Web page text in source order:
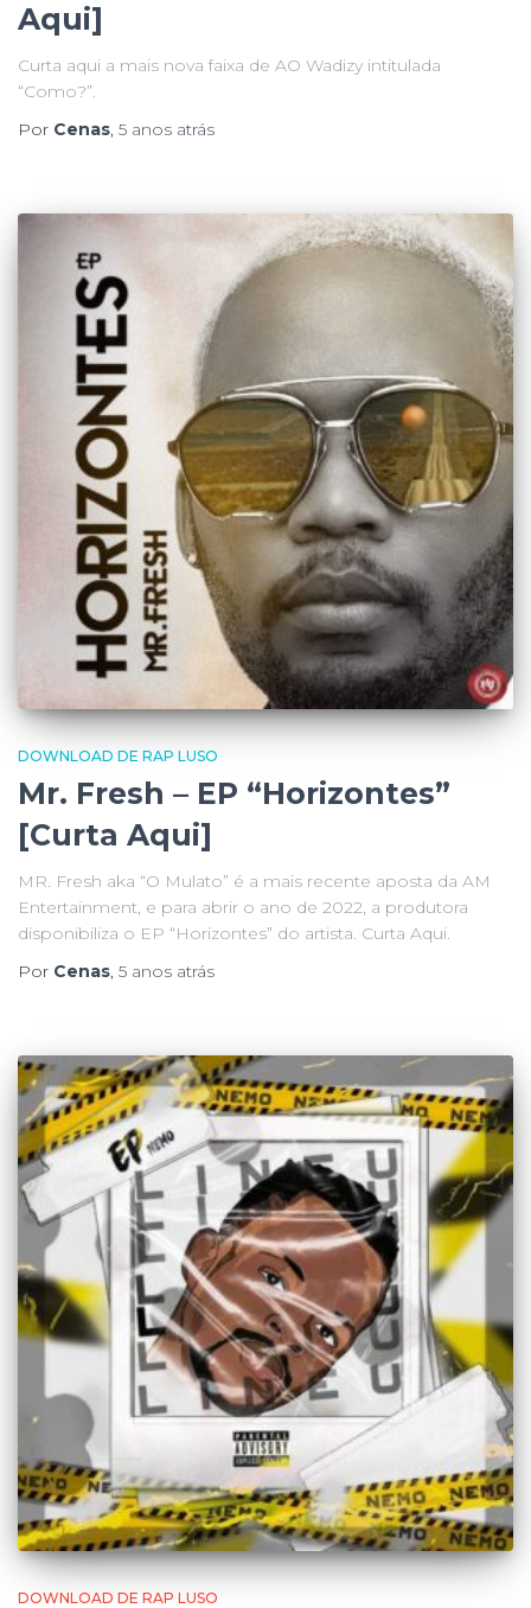
Aqui]
Curta aqui a mais nova faixa de AO Wadizy intitulada
“Como?”.
Por Cenas, 5 anos atrás
DOWNLOAD DE RAP LUSO
Mr. Fresh – EP “Horizontes”
[Curta Aqui]
MR. Fresh aka “O Mulato” é a mais recente aposta da AM
Entertainment, e para abrir o ano de 2022, a produtora
disponibiliza o EP “Horizontes” do artista. Curta Aqui.
Por Cenas, 5 anos atrás
DOWNLOAD DE RAP LUSO